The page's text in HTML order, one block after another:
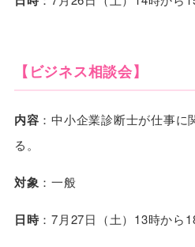
【ビジネス相談会】
内容 ：中小企業診断士が仕事に
る。
対象 ：一般
日時：7月27日（土）13時から